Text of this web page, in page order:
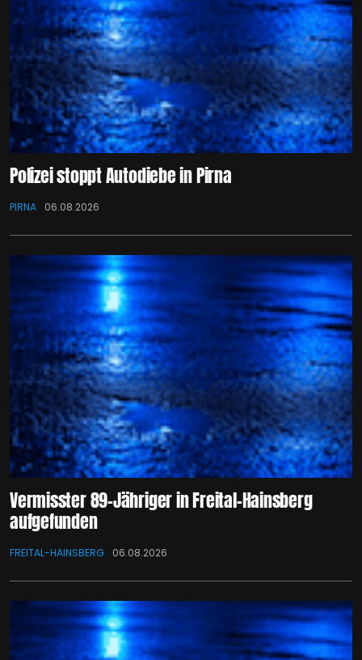
Polizei stoppt Autodiebe in Pirna
PIRNA 06.08.2026
Vermisster 89-Jähriger in Freital-Hainsberg
aufgefunden
FREITAL-HAINSBERG 06.08.2026